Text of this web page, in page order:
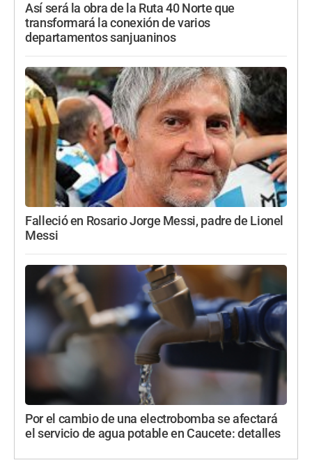
Así será la obra de la Ruta 40 Norte que
transformará la conexión de varios
departamentos sanjuaninos
Falleció en Rosario Jorge Messi, padre de Lionel
Messi
Por el cambio de una electrobomba se afectará
el servicio de agua potable en Caucete: detalles